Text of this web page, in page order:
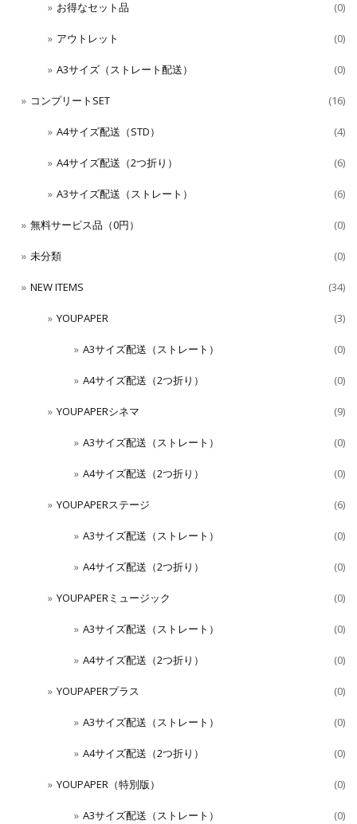
お得なセット品 (0)
アウトレット (0)
A3サイズ（ストレート配送） (0)
コンプリートSET (16)
A4サイズ配送（STD） (4)
A4サイズ配送（2つ折り） (6)
A3サイズ配送（ストレート） (6)
無料サービス品（0円） (0)
未分類 (0)
NEW ITEMS (34)
YOUPAPER (3)
A3サイズ配送（ストレート） (0)
A4サイズ配送（2つ折り） (0)
YOUPAPERシネマ (9)
A3サイズ配送（ストレート） (0)
A4サイズ配送（2つ折り） (0)
YOUPAPERステージ (6)
A3サイズ配送（ストレート） (0)
A4サイズ配送（2つ折り） (0)
YOUPAPERミュージック (0)
A3サイズ配送（ストレート） (0)
A4サイズ配送（2つ折り） (0)
YOUPAPERプラス (0)
A3サイズ配送（ストレート） (0)
A4サイズ配送（2つ折り） (0)
YOUPAPER（特別版） (0)
A3サイズ配送（ストレート） (0)